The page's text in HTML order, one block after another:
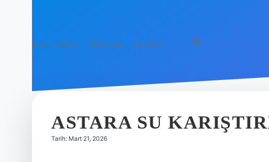
Gizlilik Politikası Hakkımızda Yasal Uyarı
ASTARA SU
Tarih: Mart 21, 2026